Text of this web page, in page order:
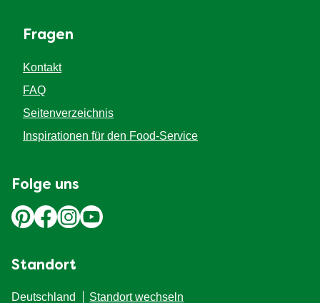
Fragen
Kontakt
FAQ
Seitenverzeichnis
Inspirationen für den Food-Service
Folge uns
Standort
Deutschland Standort wechseln